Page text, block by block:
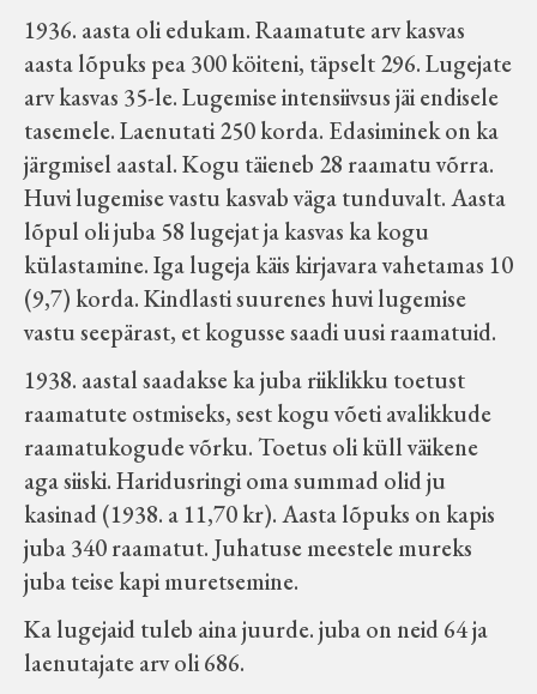
1936. aasta oli edukam. Raamatute arv kasvas
aasta lõpuks pea 300 köiteni, täpselt 296. Lugejate
arv kasvas 35-le. Lugemise intensiivsus jäi endisele
tasemele. Laenutati 250 korda. Edasiminek on ka
järgmisel aastal. Kogu täieneb 28 raamatu võrra.
Huvi lugemise vastu kasvab väga tunduvalt. Aasta
lõpul oli juba 58 lugejat ja kasvas ka kogu
külastamine. Iga lugeja käis kirjavara vahetamas 10
(9,7) korda. Kindlasti suurenes huvi lugemise
vastu seepärast, et kogusse saadi uusi raamatuid.
1938. aastal saadakse ka juba riiklikku toetust
raamatute ostmiseks, sest kogu võeti avalikkude
raamatukogude võrku. Toetus oli küll väikene
aga siiski. Haridusringi oma summad olid ju
kasinad (1938. a 11,70 kr). Aasta lõpuks on kapis
juba 340 raamatut. Juhatuse meestele mureks
juba teise kapi muretsemine.
Ka lugejaid tuleb aina juurde. juba on neid 64 ja
laenutajate arv oli 686.